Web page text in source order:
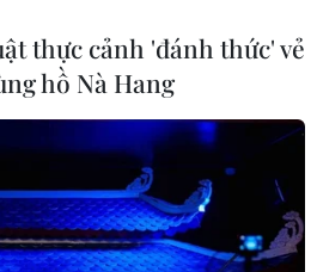
trọng tại
tử vong
thực cảnh 'đánh thức' vẻ
hồ Nà Hang